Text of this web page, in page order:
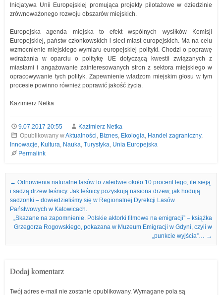
Inicjatywa Unii Europejskiej promująca projekty pilotażowe w dziedzinie
zrównoważonego rozwoju obszarów miejskich.
Europejska agenda miejska to efekt wspólnych wysiłków Komisji
Europejskiej, państw członkowskich i sieci miast europejskich. Ma na celu
wzmocnienie miejskiego wymiaru europejskiej polityki. Chodzi o poprawę
wdrażania w oparciu o politykę UE dotyczącą kwestii związanych z
miastami i angażowanie zainteresowanych stron z sektora miejskiego w
opracowywanie tych polityk. Zapewnienie władzom miejskim głosu w tym
procesie powinno również poprawić jakość życia.
Kazimierz Netka
9.07.2017 20:55
Kazimierz Netka
Opublikowany wAktualności, Biznes, Ekologia, Handel zagraniczny,
Innowacje, Kultura, Nauka, Turystyka, Unia Europejska
Permalink
Nawigacja we wpisach
← Odnowienia naturalne lasów to zaledwie około 10 procent tego, ile sieją
i sadzą drzew leśnicy. Jak leśnicy pozyskują nasiona drzew, jak hodują
sadzonki – dowiedzieliśmy się w Regionalnej Dyrekcji Lasów
Państwowych w Katowicach.
„Skazane na zapomnienie. Polskie aktorki filmowe na emigracji” – książka
Grzegorza Rogowskiego, pokazana w Muzeum Emigracji w Gdyni, czyli w
„punkcie wyjścia”… →
Dodaj komentarz
Twój adres e-mail nie zostanie opublikowany. Wymagane pola są